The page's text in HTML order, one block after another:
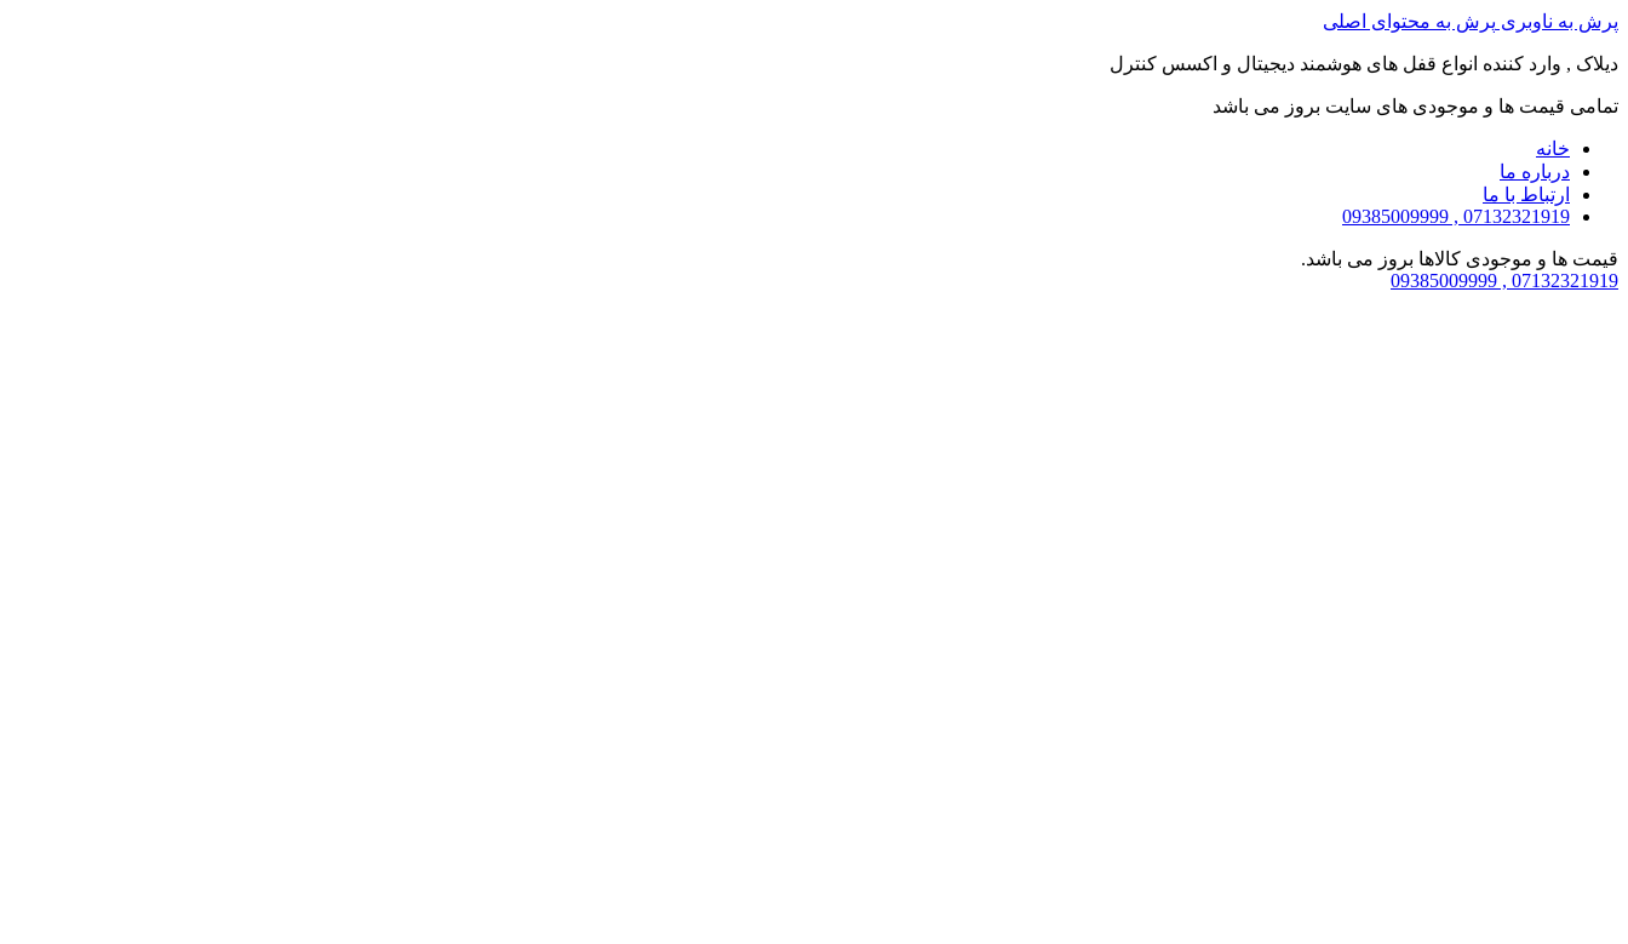
پرش به ناوبری پرش به محتوای اصلی
دیلاک , وارد کننده انواع قفل های هوشمند دیجیتال و اکسس کنترل
تمامی قیمت ها و موجودی های سایت بروز می باشد
خانه
درباره ما
ارتباط با ما
07132321919 , 09385009999
قیمت ها و موجودی کالاها بروز می باشد.
07132321919 , 09385009999